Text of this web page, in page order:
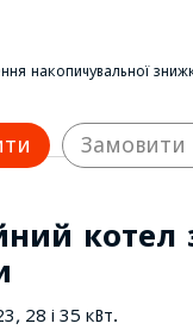
накопичувальної
28 і 35 кВт.